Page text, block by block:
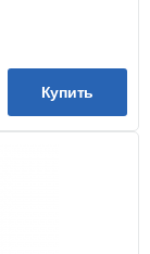
Купить